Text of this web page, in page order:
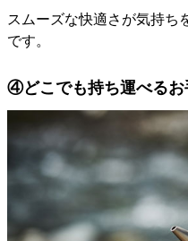
スムーズな快適さが気持ち
です。
④どこでも持ち運べるお